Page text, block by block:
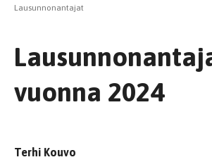
Lausunnonantajat
vuonna 2024
Terhi Kouvo